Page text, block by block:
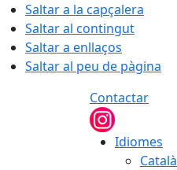
Saltar a la capçalera
Saltar al contingut
Saltar a enllaços
Saltar al peu de pàgina
Contactar
Idiomes
Català